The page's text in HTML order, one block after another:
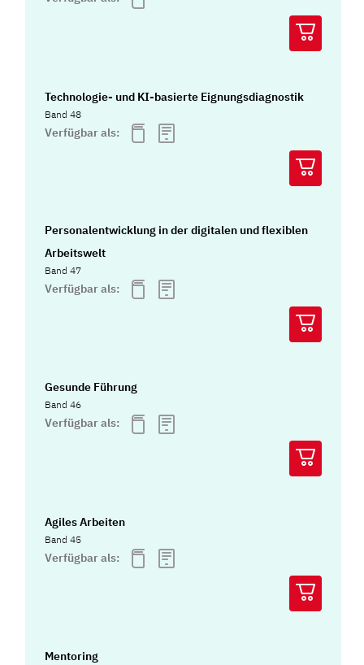
Technologie- und KI-basierte Eignungsdiagnostik
Band 48
Verfügbar als:
Personalentwicklung in der digitalen und flexiblen
Arbeitswelt
Band 47
Verfügbar als:
Gesunde Führung
Band 46
Verfügbar als:
Agiles Arbeiten
Band 45
Verfügbar als:
Mentoring